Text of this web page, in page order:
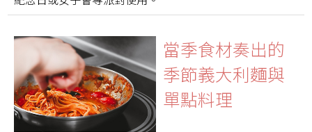
當季食材奏出的
季節義大利麵與
單點料理